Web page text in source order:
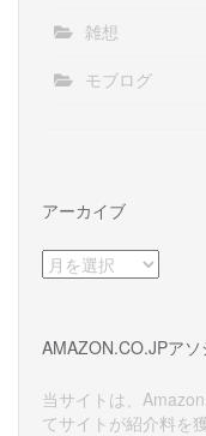
雑想
モブログ
アーカイブ
ア
ー
ブ
AMAZON.CO.JPアソ
当サイトは、
てサイトが紹介料を